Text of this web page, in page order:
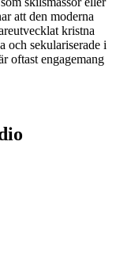
att den moderna
kristna
och sekulariserade i
oftast engagemang